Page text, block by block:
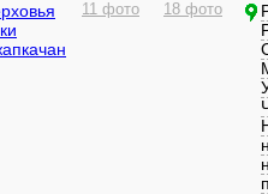
11 фото 18 фото